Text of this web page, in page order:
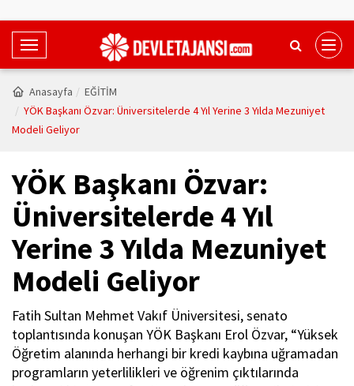
T
o
g
g
l
a
i
a
t
i
o
n
Anasayfa
EĞİTİM
YÖK Başkanı Özvar: Üniversitelerde 4 Yıl Yerine 3 Yılda Mezuniyet
Modeli Geliyor
YÖK Başkanı Özvar:
Üniversitelerde 4 Yıl
Yerine 3 Yılda Mezuniyet
Modeli Geliyor
Fatih Sultan Mehmet Vakıf Üniversitesi, senato
toplantısında konuşan YÖK Başkanı Erol Özvar, “Yüksek
Öğretim alanında herhangi bir kredi kaybına uğramadan
programların yeterlilikleri ve öğrenim çıktılarında